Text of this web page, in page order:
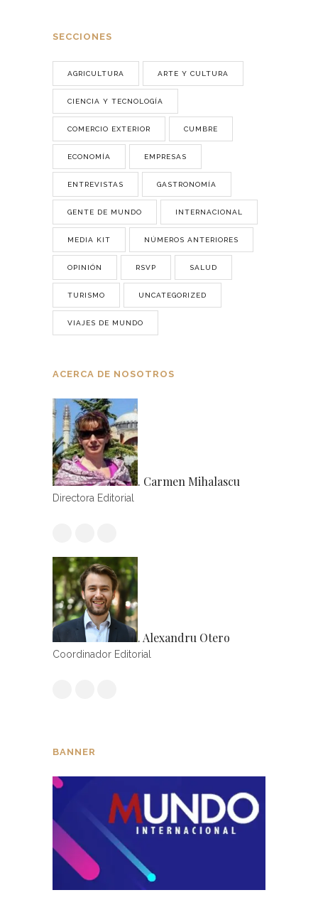
SECCIONES
AGRICULTURA ARTE Y CULTURA
CIENCIA Y TECNOLOGÍA
COMERCIO EXTERIOR CUMBRE
ECONOMÍA EMPRESAS
ENTREVISTAS GASTRONOMÍA
GENTE DE MUNDO INTERNACIONAL
MEDIA KIT NÚMEROS ANTERIORES
OPINIÓN RSVP SALUD
TURISMO UNCATEGORIZED
VIAJES DE MUNDO
ACERCA DE NOSOTROS
. Carmen Mihalascu
Directora Editorial
. Alexandru Otero
Coordinador Editorial
BANNER